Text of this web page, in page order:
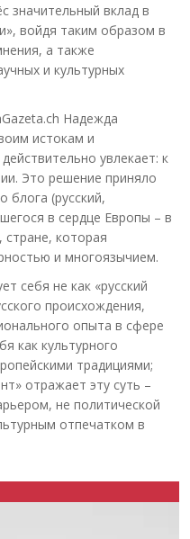
значительный вклад в
войдя таким образом в
а также
и культурных
Надежда
истокам и
увлекает: к
Это решение приняло
блога (русский,
в сердце Европы – в
которая
и многоязычием.
себя не как «русский
происхождения,
опыта в сфере
как культурного
традициями;
отражает эту суть –
не политической
отпечатком в